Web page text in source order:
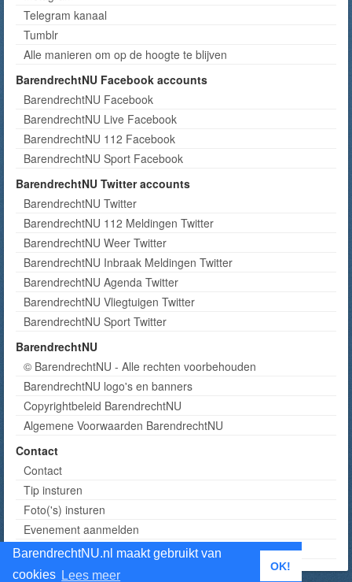
BarendrechtNU.nl maakt gebruikt van
cookies Lees meer
OK!
Telegram kanaal
Tumblr
Alle manieren om op de hoogte te blijven
BarendrechtNU Facebook accounts
BarendrechtNU Facebook
BarendrechtNU Live Facebook
BarendrechtNU 112 Facebook
BarendrechtNU Sport Facebook
BarendrechtNU Twitter accounts
BarendrechtNU Twitter
BarendrechtNU 112 Meldingen Twitter
BarendrechtNU Weer Twitter
BarendrechtNU Inbraak Meldingen Twitter
BarendrechtNU Agenda Twitter
BarendrechtNU Vliegtuigen Twitter
BarendrechtNU Sport Twitter
BarendrechtNU
© BarendrechtNU - Alle rechten voorbehouden
BarendrechtNU logo's en banners
Copyrightbeleid BarendrechtNU
Algemene Voorwaarden BarendrechtNU
Contact
Contact
Tip insturen
Foto('s) insturen
Evenement aanmelden
Informatie aanvragen adverteren